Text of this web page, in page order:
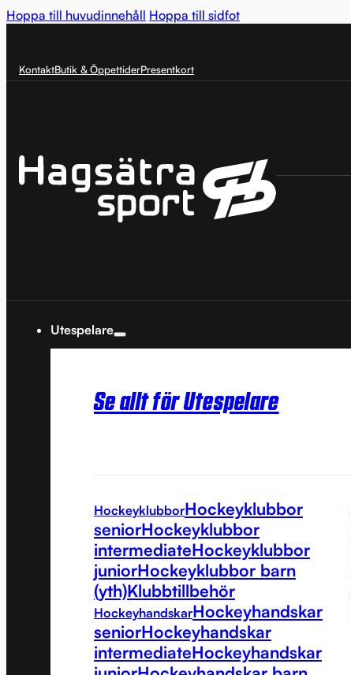
Hoppa till huvudinnehåll Hoppa till sidfot
KontaktButik & ÖppettiderPresentkort
Utespelare
Se allt för Utespelare
HockeyklubborHockeyklubbor
seniorHockeyklubbor
intermediateHockeyklubbor
juniorHockeyklubbor barn
(yth)Klubbtillbehör
HockeyhandskarHockeyhandskar
seniorHockeyhandskar
intermediateHockeyhandskar